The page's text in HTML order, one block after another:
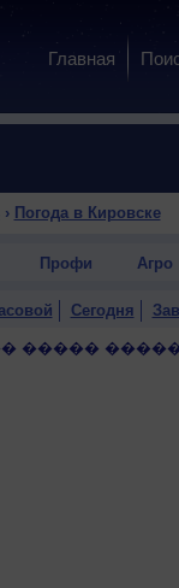
Главная
› Погода в Кировске
Профи Агро
Сегодня
�����